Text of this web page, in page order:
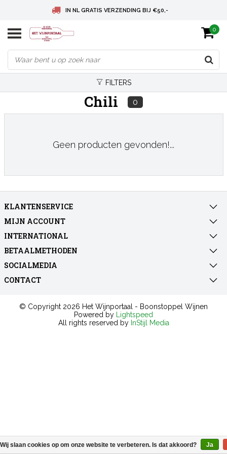
IN NL GRATIS VERZENDING BIJ €50,-
BELGIE GRATIS VERZENDING BIJ € 75
DEUTSCHLAND VERSANDKOSTENFREI AB € 75
0
FILTERS
Chili 0
Geen producten gevonden!...
KLANTENSERVICE
MIJN ACCOUNT
INTERNATIONAL
BETAALMETHODEN
SOCIALMEDIA
CONTACT
© Copyright 2026 Het Wijnportaal - Boonstoppel Wijnen
Powered by
Lightspeed
All rights reserved by InStijl Media
Wij slaan cookies op om onze website te verbeteren. Is dat akkoord? Ja